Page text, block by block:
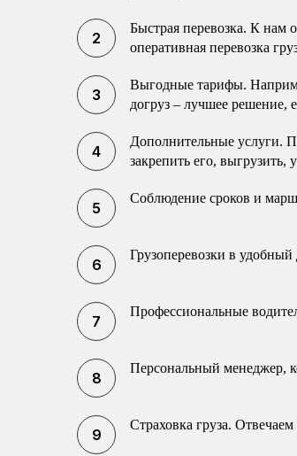
Быстрая перевозка. К нам
оперативная перевозка
Выгодные тарифы.
догруз – лучшее решение,
Дополнительные услуги.
закрепить его, выгрузить,
Соблюдение сроков и
Грузоперевозки в
Профессиональные
Персональный менеджер,
Страховка груза. Отвечаем